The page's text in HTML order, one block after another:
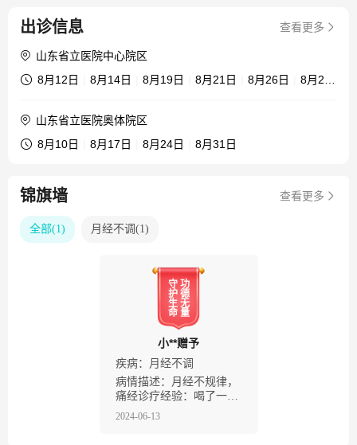
出诊信息 查看更多
山东省立医院中心院区
8月12日
8月14日 8月19日 8月21日 8月26日 8月28日
山东省立医院奥体院区
8月10日
8月17日 8月24日 8月31日
锦旗墙 查看更多
全部(1) 月经不调(1)
守
护
生
命
功
德
无
量
小**赠予
疾病：
月经不调
病情描述：月经不规律，
痛经诊疗经验：喝了一段
时间主任的中药，好多了
2024-06-13